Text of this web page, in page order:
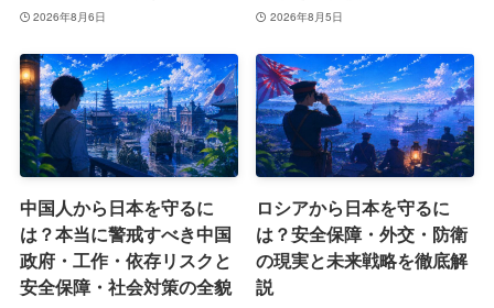
2026年8月6日 2026年8月5日
中国人から日本を守るに
は？本当に警戒すべき中国
政府・工作・依存リスクと
安全保障・社会対策の全貌
ロシアから日本を守るに
は？安全保障・外交・防衛
の現実と未来戦略を徹底解
説